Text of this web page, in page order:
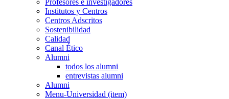
Profesores e investigadores
Institutos y Centros
Centros Adscritos
Sostenibilidad
Calidad
Canal Ético
Alumni
todos los alumni
entrevistas alumni
Alumni
Menu-Universidad (item)